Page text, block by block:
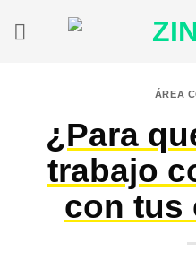
ÁREA
¿Para
trabajo
con tus